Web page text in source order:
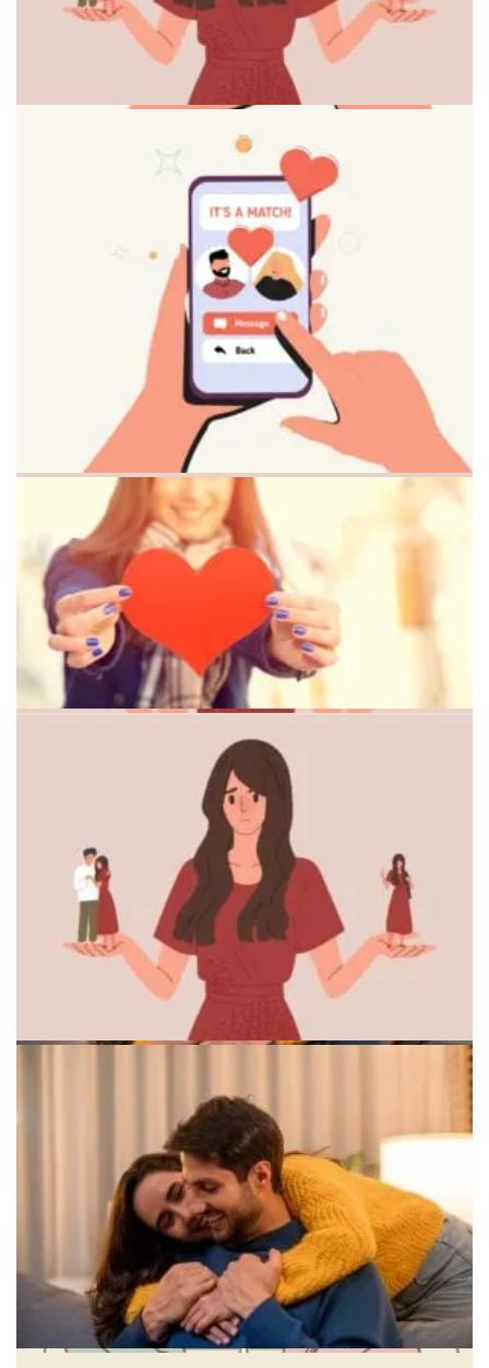
Человек, который нашел внутренний покой
Поддержка ментального здоровья после расставания
Человек размышляет о будущем после расставания
Символы эмоциональной свободы и независимости